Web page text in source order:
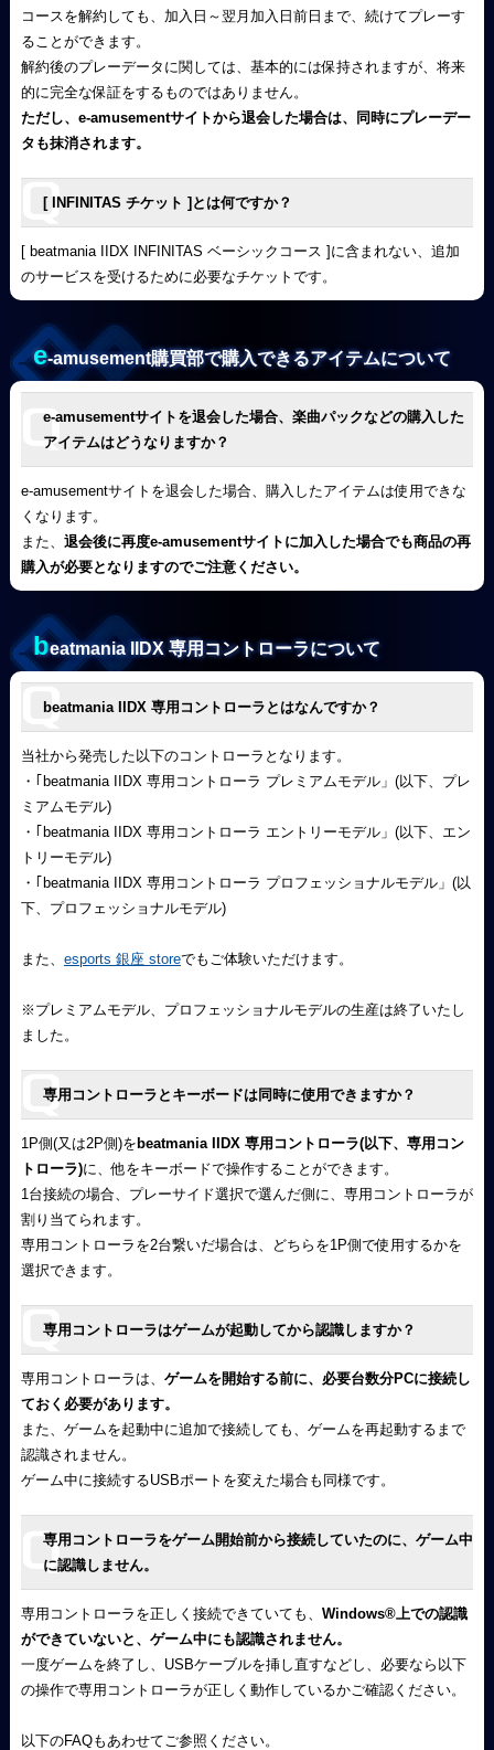
コースを解約しても、加入日～翌月加入日前日まで、続けてプレーす
ることができます。
解約後のプレーデータに関しては、基本的には保持されますが、将来
的に完全な保証をするものではありません。
ただし、e-amusementサイトから退会した場合は、同時にプレーデー
タも抹消されます。
[ INFINITAS チケット ]とは何ですか？
[ beatmania IIDX INFINITAS ベーシックコース ]に含まれない、追加
のサービスを受けるために必要なチケットです。
e-amusement購買部で購入できるアイテムについて
e-amusementサイトを退会した場合、楽曲パックなどの購入した
アイテムはどうなりますか？
e-amusementサイトを退会した場合、購入したアイテムは使用できな
くなります。
また、 退会後に再度e-amusementサイトに加入した場合でも商品の再
購入が必要となりますのでご注意ください。
beatmania IIDX 専用コントローラについて
beatmania IIDX 専用コントローラとはなんですか？
当社から発売した以下のコントローラとなります。
・｢beatmania IIDX 専用コントローラ プレミアムモデル」(以下、プレ
ミアムモデル)
・｢beatmania IIDX 専用コントローラ エントリーモデル」(以下、エン
トリーモデル)
・｢beatmania IIDX 専用コントローラ プロフェッショナルモデル」(以
下、プロフェッショナルモデル)
また、 esports 銀座 storeでもご体験いただけます。
※プレミアムモデル、プロフェッショナルモデルの生産は終了いたし
ました。
専用コントローラとキーボードは同時に使用できますか？
1P側(又は2P側)を beatmania IIDX 専用コントローラ(以下、専用コン
トローラ)に、他をキーボードで操作することができます。
1台接続の場合、プレーサイド選択で選んだ側に、専用コントローラが
割り当てられます。
専用コントローラを2台繋いだ場合は、どちらを1P側で使用するかを
選択できます。
専用コントローラはゲームが起動してから認識しますか？
専用コントローラは、 ゲームを開始する前に、必要台数分PCに接続し
ておく必要があります。
また、ゲームを起動中に追加で接続しても、ゲームを再起動するまで
認識されません。
ゲーム中に接続するUSBポートを変えた場合も同様です。
専用コントローラをゲーム開始前から接続していたのに、ゲーム中
に認識しません。
専用コントローラを正しく接続できていても、 Windows®上での認識
ができていないと、ゲーム中にも認識されません。
一度ゲームを終了し、USBケーブルを挿し直すなどし、必要なら以下
の操作で専用コントローラが正しく動作しているかご確認ください。
以下のFAQもあわせてご参照ください。